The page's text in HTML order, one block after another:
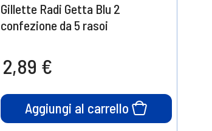
Gillette Radi Getta Blu 2
confezione da 5 rasoi
2,89 €
Aggiungi al carrello